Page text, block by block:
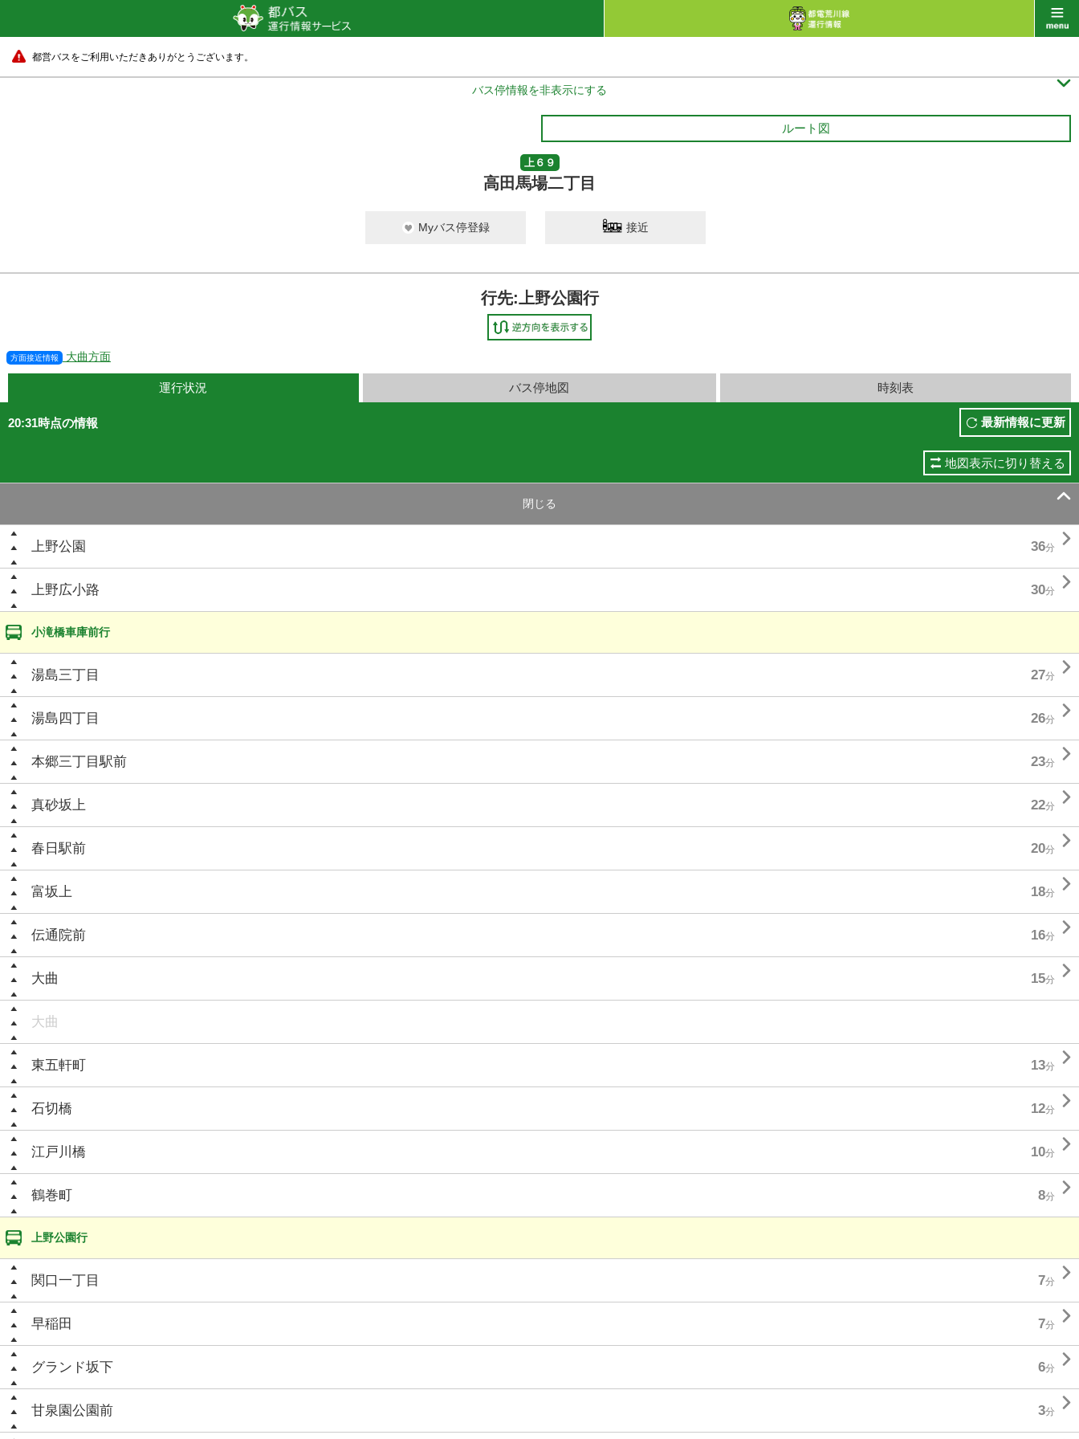
都営バスをご利用いただきありがとうございます。
バス停情報を非表示にする 
ルート図
上６９
高田馬場二丁目
Myバス停登録 接近
行先:上野公園行
方面接近情報 大曲方面
運行状況 バス停地図 時刻表
20:31時点の情報 最新情報に更新
地図表示に切り替える
閉じる 
上野公園 36分 
上野広小路 30分 
小滝橋車庫前行
湯島三丁目 27分 
湯島四丁目 26分 
本郷三丁目駅前 23分 
真砂坂上 22分 
春日駅前 20分 
富坂上 18分 
伝通院前 16分 
大曲 15分 
大曲
東五軒町 13分 
石切橋 12分 
江戸川橋 10分 
鶴巻町 8分 
上野公園行
関口一丁目 7分 
早稲田 7分 
グランド坂下 6分 
甘泉園公園前 3分 